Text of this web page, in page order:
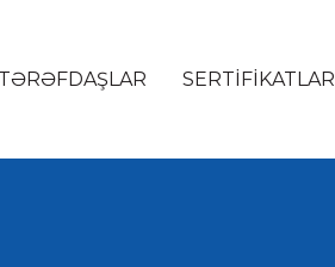
TƏRƏFDAŞLAR SERTIFIKATLAR